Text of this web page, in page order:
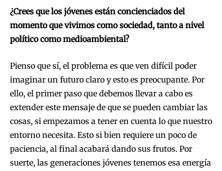
¿Crees que los jóvenes están concienciados del
momento que vivimos como sociedad, tanto a nivel
político como medioambiental?
Pienso que sí, el problema es que ven difícil poder
imaginar un futuro claro y esto es preocupante. Por
ello, el primer paso que debemos llevar a cabo es
extender este mensaje de que se pueden cambiar las
cosas, si empezamos a tener en cuenta lo que nuestro
entorno necesita. Esto si bien requiere un poco de
paciencia, al final acabará dando sus frutos. Por
suerte, las generaciones jóvenes tenemos esa energía